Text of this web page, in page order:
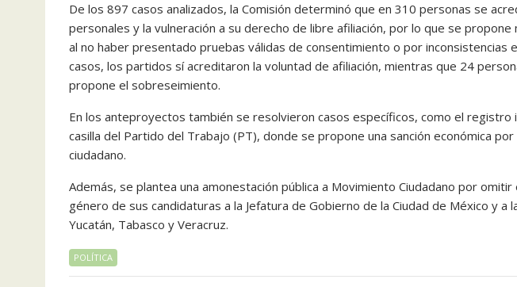
De los 897 casos analizados, la Comisión determinó que en 310 personas se
personales y la vulneración a su derecho de libre afiliación, por lo que se
al no haber presentado pruebas válidas de consentimiento o por inconsistencias
casos, los partidos sí acreditaron la voluntad de afiliación, mientras que 24
propone el sobreseimiento.
En los anteproyectos también se resolvieron casos específicos, como el
casilla del Partido del Trabajo (PT), donde se propone una sanción económica
ciudadano.
Además, se plantea una amonestación pública a Movimiento Ciudadano por
género de sus candidaturas a la Jefatura de Gobierno de la Ciudad de México y a
Yucatán, Tabasco y Veracruz.
POLÍTICA